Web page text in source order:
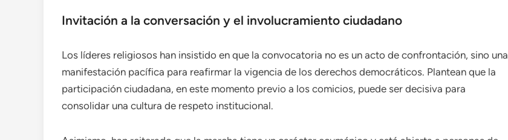
Invitación a la conversación y el involucramiento ciudadano
Los líderes religiosos han insistido en que la convocatoria no es un acto de confrontación, sino una
manifestación pacífica para reafirmar la vigencia de los derechos democráticos. Plantean que la
participación ciudadana, en este momento previo a los comicios, puede ser decisiva para
consolidar una cultura de respeto institucional.